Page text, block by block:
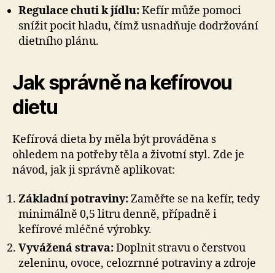
Regulace chuti k jídlu:Kefír může pomoci
snížit pocit hladu, čímž usnadňuje dodržování
dietního plánu.
Jak správně na kefírovou
dietu
Kefírová dieta by měla být prováděna s
ohledem na potřeby těla a životní styl. Zde je
návod, jak ji správně aplikovat:
Základní potraviny:Zaměřte se na kefír, tedy
minimálně 0,5 litru denně, případně i
kefírové mléčné výrobky.
Vyvážená strava:Doplnit stravu o čerstvou
zeleninu, ovoce, celozrnné potraviny a zdroje